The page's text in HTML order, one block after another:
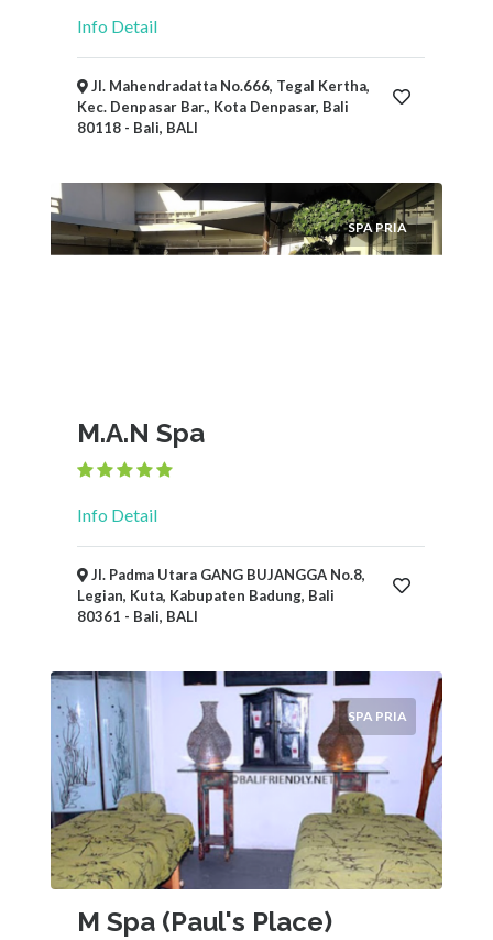
Info Detail
Jl. Mahendradatta No.666, Tegal Kertha,
Kec. Denpasar Bar., Kota Denpasar, Bali
80118 - Bali, BALI
SPA PRIA
M.A.N Spa
Info Detail
Jl. Padma Utara GANG BUJANGGA No.8,
Legian, Kuta, Kabupaten Badung, Bali
80361 - Bali, BALI
SPA PRIA
M Spa (Paul's Place)